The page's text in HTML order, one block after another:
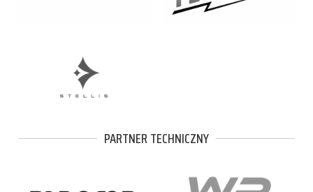
PARTNER TECHNICZNY